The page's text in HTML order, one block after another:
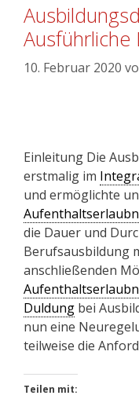
Ausführliche
10. Februar 2020
Einleitung Die
erstmalig im
und ermöglichte
die Dauer und
Berufsausbildung
anschließenden
Duldung bei
nun eine
teilweise die
Teilen mit: